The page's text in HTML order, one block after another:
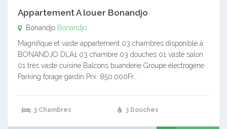
Appartement A louer Bonandjo
Bonandjo Bonandjo
Magnifique et vaste appartement 03 chambres disponible à
BONANDJO DLA1 03 chambre 03 douches 01 vaste salon
01 très vaste cuisine Balcons buanderie Groupe électrogène
Parking forage gardin Prx: 850.000Fr…
3 Chambres 3 Douches